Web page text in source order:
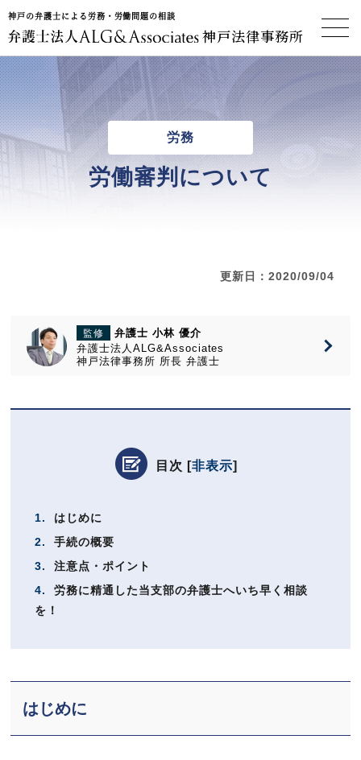
神戸の弁護士による労務・労働問題の相談
神戸法律事務所
労務
労働審判について
更新日：2020/09/04
監修
弁護士 小林 優介
弁護士法人ALG&Associates
神戸法律事務所 所長 弁護士
目次 [非表示]
1.
はじめに
2.
手続の概要
3.
注意点・ポイント
4.
労務に精通した当支部の弁護士へいち早く相談
を！
はじめに